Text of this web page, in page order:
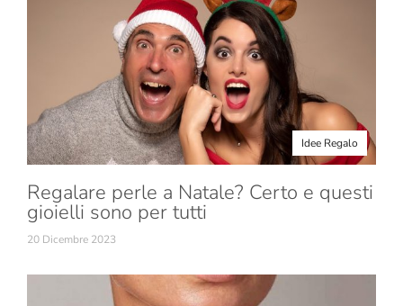
Idee Regalo
Regalare perle a Natale? Certo e questi
gioielli sono per tutti
20 Dicembre 2023